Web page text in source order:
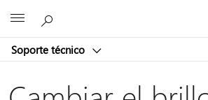
Soporte técnico